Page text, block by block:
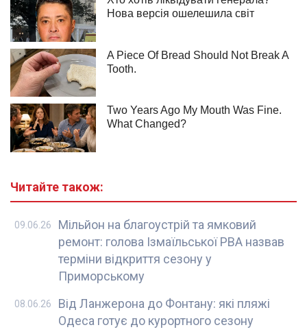
Читайте також:
Мільйон на благоустрій та ямковий
ремонт: голова Ізмаїльської РВА назвав
терміни відкриття сезону у
Приморському
09.06.26
Від Ланжерона до Фонтану: які пляжі
Одеса готує до курортного сезону
08.06.26